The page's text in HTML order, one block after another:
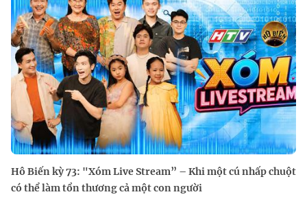
Hô Biến kỳ 73: "Xóm Live Stream” – Khi một cú nhấp chuột
có thể làm tổn thương cả một con người